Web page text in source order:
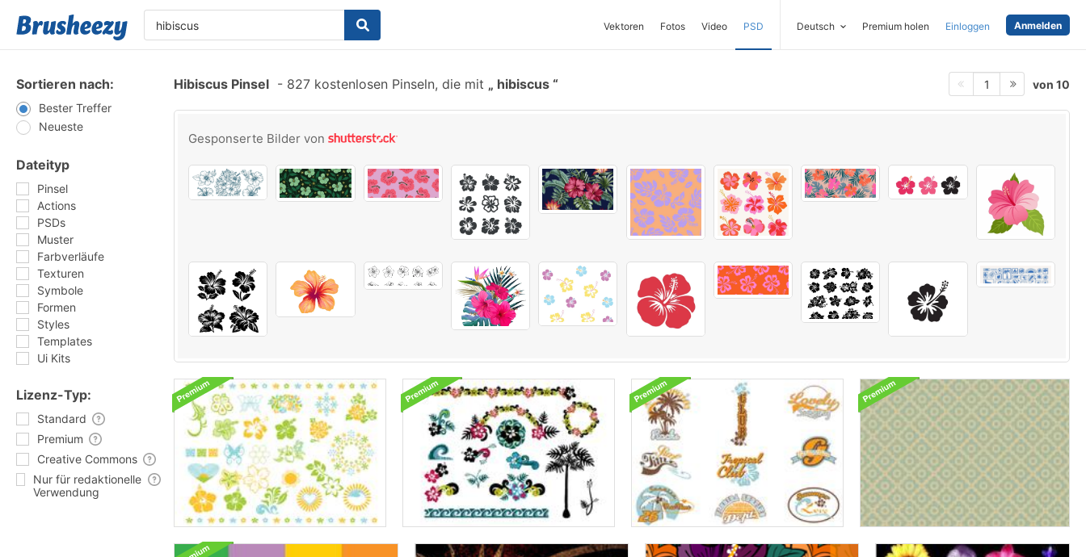
Vektoren Fotos Video PSD Deutsch Premium holen Einloggen Anmelden
Sortieren nach:
Bester Treffer
Neueste
Dateityp
Pinsel
Actions
PSDs
Muster
Farbverläufe
Texturen
Symbole
Formen
Styles
Templates
Ui Kits
Lizenz-Typ:
Standard
Premium
Creative Commons
Nur für redaktionelle
Verwendung
Hibiscus Pinsel - 827 kostenlosen Pinseln, die mit hibiscus 1 von 10
Gesponserte Bilder von